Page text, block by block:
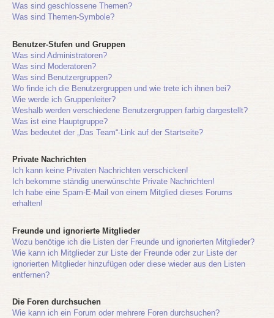
Was sind geschlossene Themen?
Was sind Themen-Symbole?
Benutzer-Stufen und Gruppen
Was sind Administratoren?
Was sind Moderatoren?
Was sind Benutzergruppen?
Wo finde ich die Benutzergruppen und wie trete ich ihnen bei?
Wie werde ich Gruppenleiter?
Weshalb werden verschiedene Benutzergruppen farbig dargestellt?
Was ist eine Hauptgruppe?
Was bedeutet der „Das Team“-Link auf der Startseite?
Private Nachrichten
Ich kann keine Privaten Nachrichten verschicken!
Ich bekomme ständig unerwünschte Private Nachrichten!
Ich habe eine Spam-E-Mail von einem Mitglied dieses Forums
erhalten!
Freunde und ignorierte Mitglieder
Wozu benötige ich die Listen der Freunde und ignorierten Mitglieder?
Wie kann ich Mitglieder zur Liste der Freunde oder zur Liste der
ignorierten Mitglieder hinzufügen oder diese wieder aus den Listen
entfernen?
Die Foren durchsuchen
Wie kann ich ein Forum oder mehrere Foren durchsuchen?